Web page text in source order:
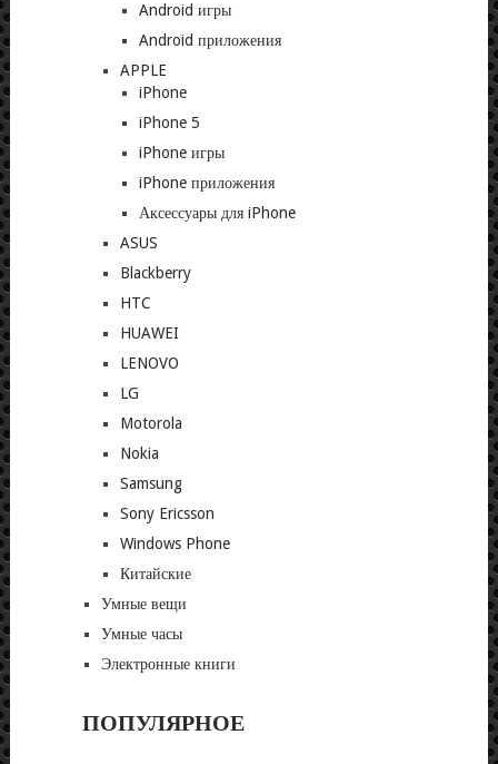
Android игры
Android приложения
APPLE
iPhone
iPhone 5
iPhone игры
iPhone приложения
Аксессуары для iPhone
ASUS
Blackberry
HTC
HUAWEI
LENOVO
LG
Motorola
Nokia
Samsung
Sony Ericsson
Windows Phone
Китайские
Умные вещи
Умные часы
Электронные книги
ПОПУЛЯРНОЕ